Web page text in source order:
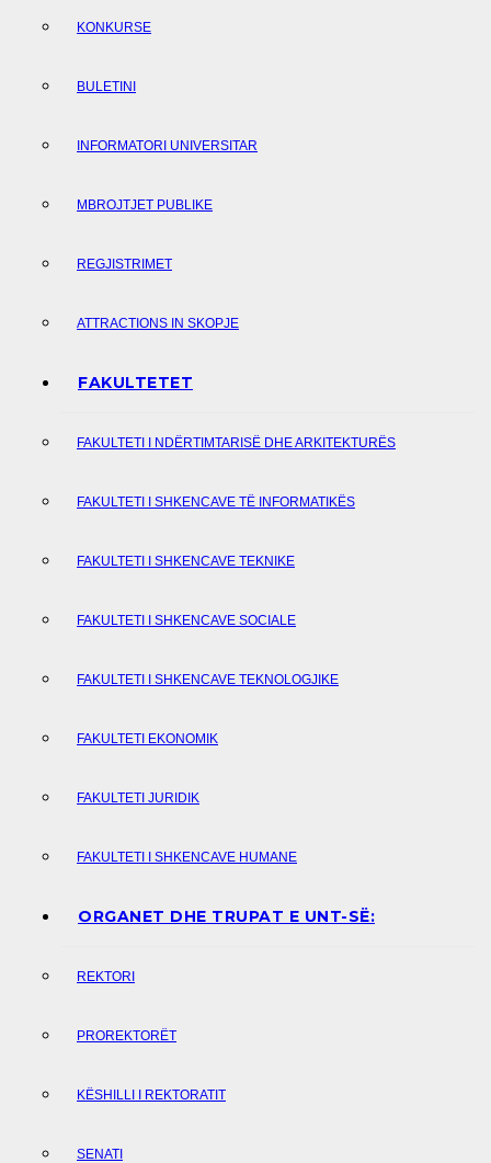
KONKURSE
BULETINI
INFORMATORI UNIVERSITAR
MBROJTJET PUBLIKE
REGJISTRIMET
ATTRACTIONS IN SKOPJE
FAKULTETET
FAKULTETI I NDËRTIMTARISË DHE ARKITEKTURËS
FAKULTETI I SHKENCAVE TË INFORMATIKËS
FAKULTETI I SHKENCAVE TEKNIKE
FAKULTETI I SHKENCAVE SOCIALE
FAKULTETI I SHKENCAVE TEKNOLOGJIKE
FAKULTETI EKONOMIK
FAKULTETI JURIDIK
FAKULTETI I SHKENCAVE HUMANE
ORGANET DHE TRUPAT E UNT-SË:
REKTORI
PROREKTORËT
KËSHILLI I REKTORATIT
SENATI